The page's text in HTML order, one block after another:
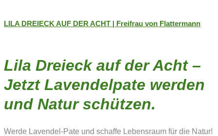
LILA DREIECK AUF DER ACHT | Freifrau von Flattermann
Lila Dreieck auf der Acht –
Jetzt Lavendelpate werden
und Natur schützen.
Werde Lavendel-Pate und schaffe Lebensraum für die Natur!